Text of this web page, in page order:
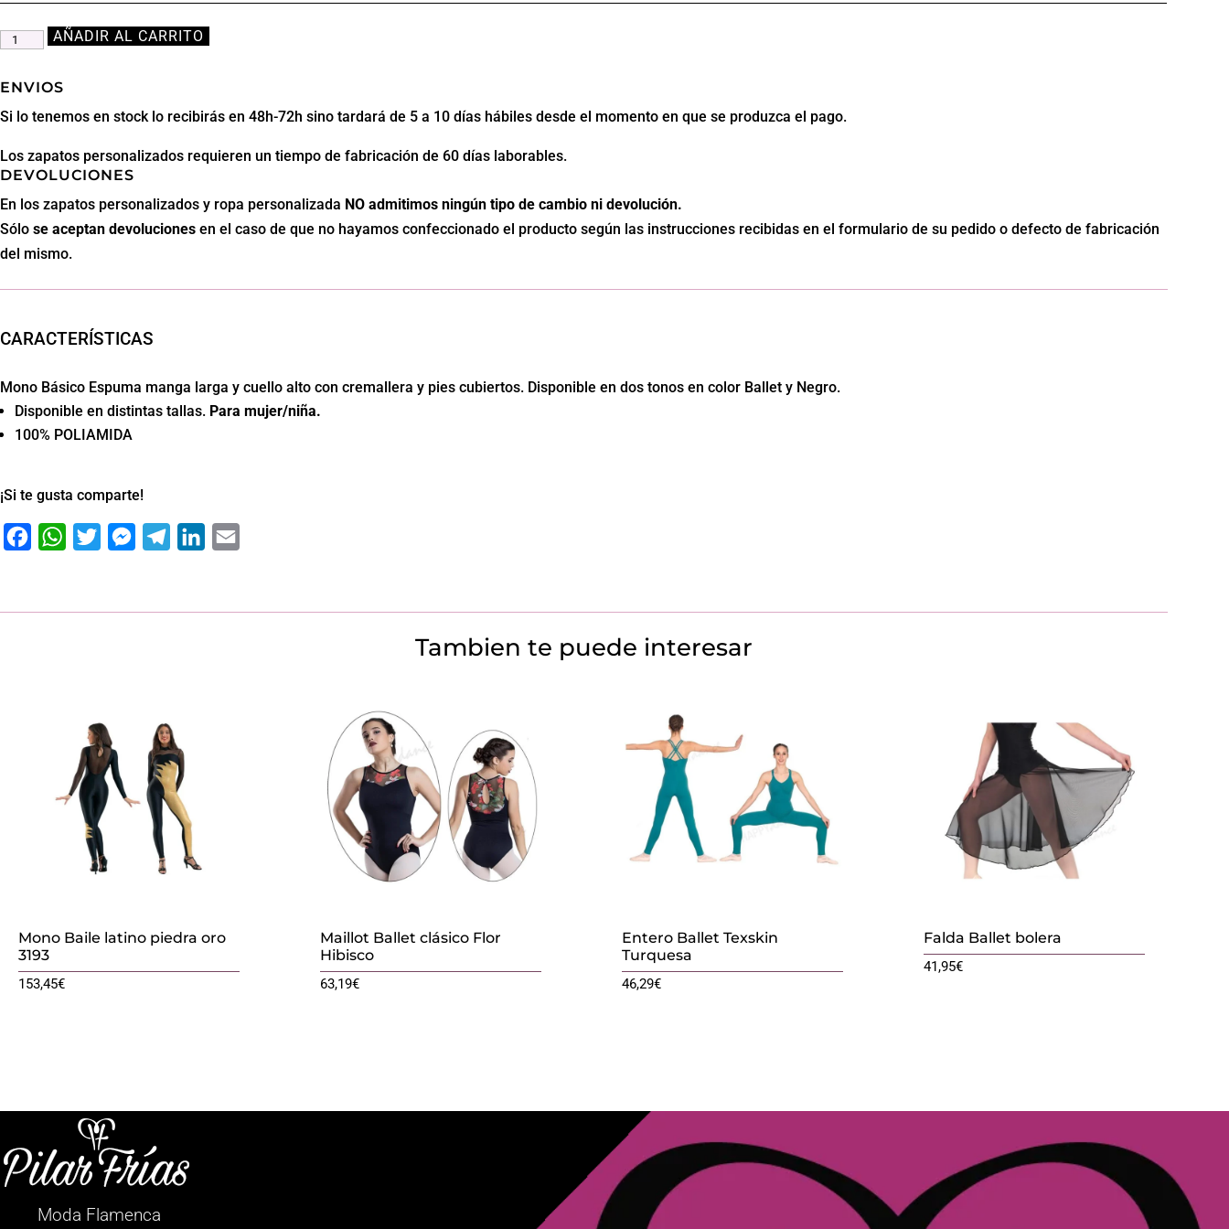
Mono
Espuma
manga
y
pies
cubiertos
cantidad
AÑADIR AL CARRITO
ENVIOS
Si lo tenemos en stock lo recibirás en 48h-72h sino tardará de 5 a 10 días hábiles desde el momento en que se produzca el pago.
Los zapatos personalizados requieren un tiempo de fabricación de 60 días laborables.
DEVOLUCIONES
En los zapatos personalizados y ropa personalizada NO admitimos ningún tipo de cambio ni devolución.
Sólo se aceptan devoluciones en el caso de que no hayamos confeccionado el producto según las instrucciones recibidas en el formulario de su pedido o defecto de fabricación
del mismo.
CARACTERÍSTICAS
Mono Básico Espuma manga larga y cuello alto con cremallera y pies cubiertos. Disponible en dos tonos en color Ballet y Negro.
Disponible en distintas tallas. Para mujer/niña.
100% POLIAMIDA
¡Si te gusta comparte!
Tambien te puede interesar
Mono Baile latino piedra oro
3193
153,45€
Maillot Ballet clásico Flor
Hibisco
63,19€
Entero Ballet Texskin
Turquesa
46,29€
Falda Ballet bolera
41,95€
Moda Flamenca